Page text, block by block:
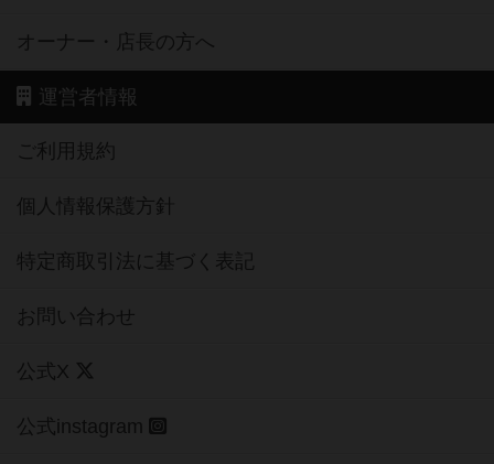
オーナー・店長の方へ
運営者情報
ご利用規約
個人情報保護方針
特定商取引法に基づく表記
お問い合わせ
公式X
公式instagram